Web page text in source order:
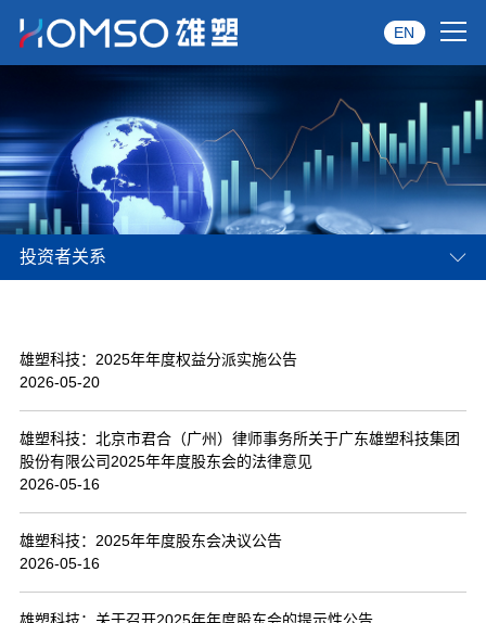
关于雄塑
产品中心
品牌服务
资讯中心
经典案例
联系我们
EN
投资者关系
雄塑科技：2025年年度权益分派实施公告
2026-05-20
雄塑科技：北京市君合（广州）律师事务所关于广东雄塑科技集团
股份有限公司2025年年度股东会的法律意见
2026-05-16
雄塑科技：2025年年度股东会决议公告
2026-05-16